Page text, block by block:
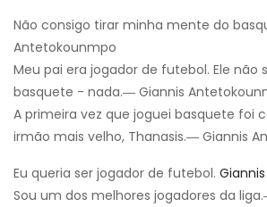
Não consigo tirar minha mente do
Antetokounmpo
Meu pai era jogador de futebol. Ele não
basquete - nada.― Giannis
A primeira vez que joguei basquete foi
irmão mais velho, Thanasis.― Giannis
Eu queria ser jogador de futebol.
Sou um dos melhores jogadores da